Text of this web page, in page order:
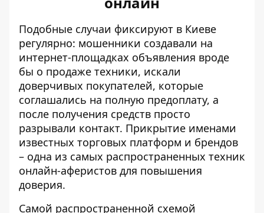
Подобные случаи фиксируют в Киеве
регулярно: мошенники создавали на
интернет-площадках объявления вроде
бы о продаже техники, искали
доверчивых покупателей, которые
соглашались на полную предоплату, а
после получения средств просто
разрывали контакт. Прикрытие именами
известных торговых платформ и брендов
– одна из самых распространенных техник
онлайн-аферистов для повышения
доверия.
Самой распространенной схемой